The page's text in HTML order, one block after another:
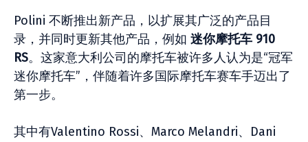
Polini 不断推出新产品，以扩展其广泛的产品目
录，并同时更新其他产品，例如 迷你摩托车 910
RS。这家意大利公司的摩托车被许多人认为是“冠军
迷你摩托车”，伴随着许多国际摩托车赛车手迈出了
第一步。
其中有Valentino Rossi、Marco Melandri、Dani